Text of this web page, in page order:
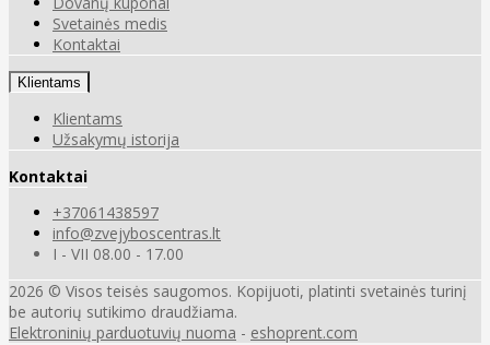
Svetainės medis
Kontaktai
Klientams
Klientams
Užsakymų istorija
Kontaktai
+37061438597
info@zvejyboscentras.lt
I - VII 08.00 - 17.00
2026 © Visos teisės saugomos. Kopijuoti, platinti svetainės turinį
be autorių sutikimo draudžiama.
Elektroninių parduotuvių nuoma - eshoprent.com